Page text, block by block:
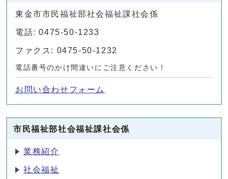
東金市市民福祉部社会福祉課社会係
電話: 0475-50-1233
ファクス: 0475-50-1232
電話番号のかけ間違いにご注意ください！
お問い合わせフォーム
市民福祉部社会福祉課社会係
業務紹介
社会福祉